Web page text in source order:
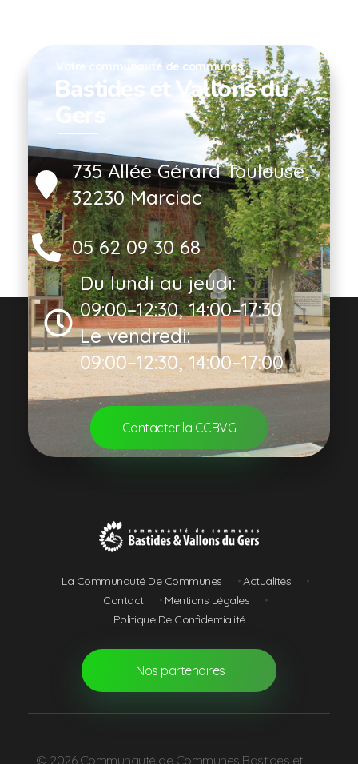
Votre communauté de communes
Bastides et Vallons du
Gers
735 Allée Gérard Toulouse,
32230 Marciac
05 62 09 30 68
Du lundi au jeudi:
09:00–12:30, 14:00–17:30
Le vendredi:
09:00–12:30, 14:00–17:00
Contacter la CCBVG
La Communauté De Communes
Actualités
Contact
Mentions Légales
Politique De Confidentialité
Nos partenaires
© 2026 Communauté de Communes Bastides et